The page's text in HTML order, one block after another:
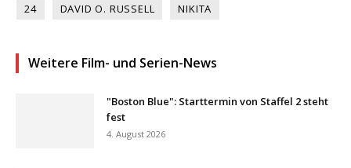
24 DAVID O. RUSSELL NIKITA
Weitere Film- und Serien-News
"Boston Blue": Starttermin von Staffel 2 steht
fest
4. August 2026